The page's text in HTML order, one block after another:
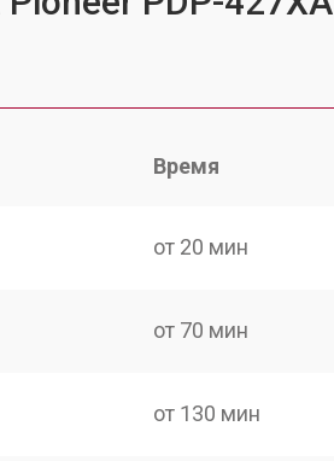
Время
от 20 мин
от 70 мин
от 130 мин